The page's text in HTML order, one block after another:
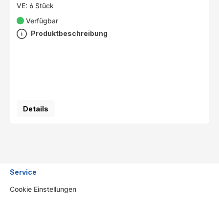
VE: 6 Stück
Verfügbar
Produktbeschreibung
Details
Service
Cookie Einstellungen